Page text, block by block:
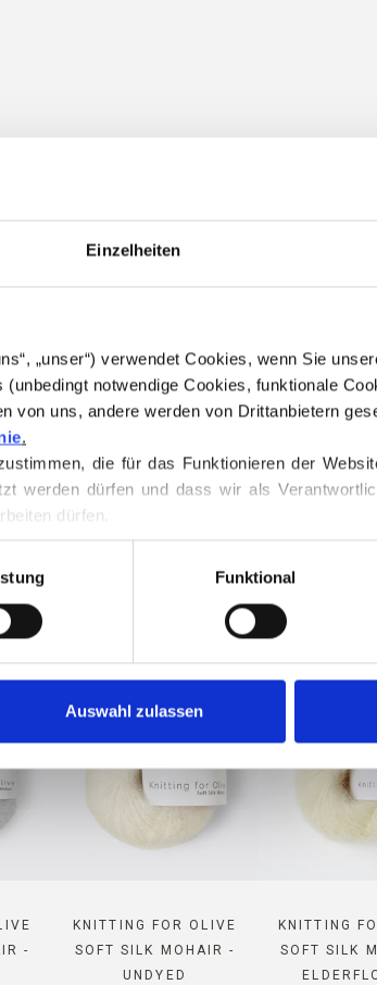
Einzelheiten
„unser“) verwendet Cookies, wenn Sie
notwendige Cookies, funktionale
von uns, andere werden von Drittanbietern
.
die für das Funktionieren der
werden dürfen und dass wir als
dürfen.
unsere Cookie-Richtlinie, wo Sie auch
Funktional
Auswahl zulassen
GARN
IST MIT DIESEM
KOMPATIBEL
-
KNITTING FOR OLIVE
SOFT SILK MOHAIR -
UNDYED
KNITTING
SOFT SILK